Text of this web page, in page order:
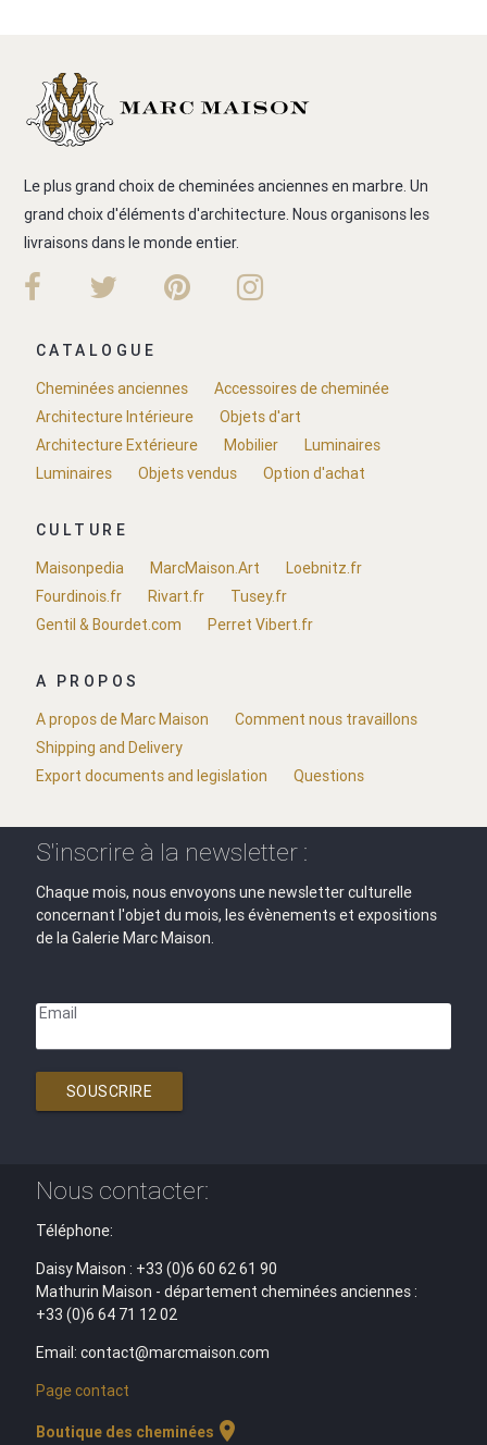
Le plus grand choix de cheminées anciennes en marbre. Un
grand choix d'éléments d'architecture. Nous organisons les
livraisons dans le monde entier.
CATALOGUE
Cheminées anciennes
Accessoires de cheminée
Architecture Intérieure
Objets d'art
Architecture Extérieure
Mobilier
Luminaires
Luminaires
Objets vendus Option d'achat
CULTURE
Maisonpedia
MarcMaison.Art
Loebnitz.fr
Fourdinois.fr
Rivart.fr
Tusey.fr
Gentil & Bourdet.com
Perret Vibert.fr
A PROPOS
A propos de Marc Maison
Comment nous travaillons
Shipping and Delivery
Export documents and legislation
Questions
S'inscrire à la newsletter :
Chaque mois, nous envoyons une newsletter culturelle
concernant l'objet du mois, les évènements et expositions
de la Galerie Marc Maison.
Email
SOUSCRIRE
Nous contacter:
Téléphone:
Daisy Maison : +33 (0)6 60 62 61 90
Mathurin Maison - département cheminées anciennes :
+33 (0)6 64 71 12 02
Email: contact@marcmaison.com
Page contact
Boutique des cheminées location_on